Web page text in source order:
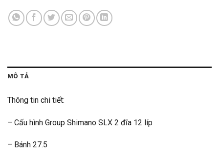
MÔ TẢ
Thông tin chi tiết:
– Cấu hình Group Shimano SLX 2 đĩa 12 líp
– Bánh 27.5